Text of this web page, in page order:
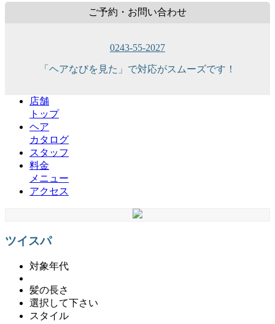
ご予約・お問い合わせ
0243-55-2027
「ヘアなびを見た」で対応がスムーズです！
店舗
トップ
ヘア
カタログ
スタッフ
料金
メニュー
アクセス
ツイスパ
対象年代
髪の長さ
選択して下さい
スタイル